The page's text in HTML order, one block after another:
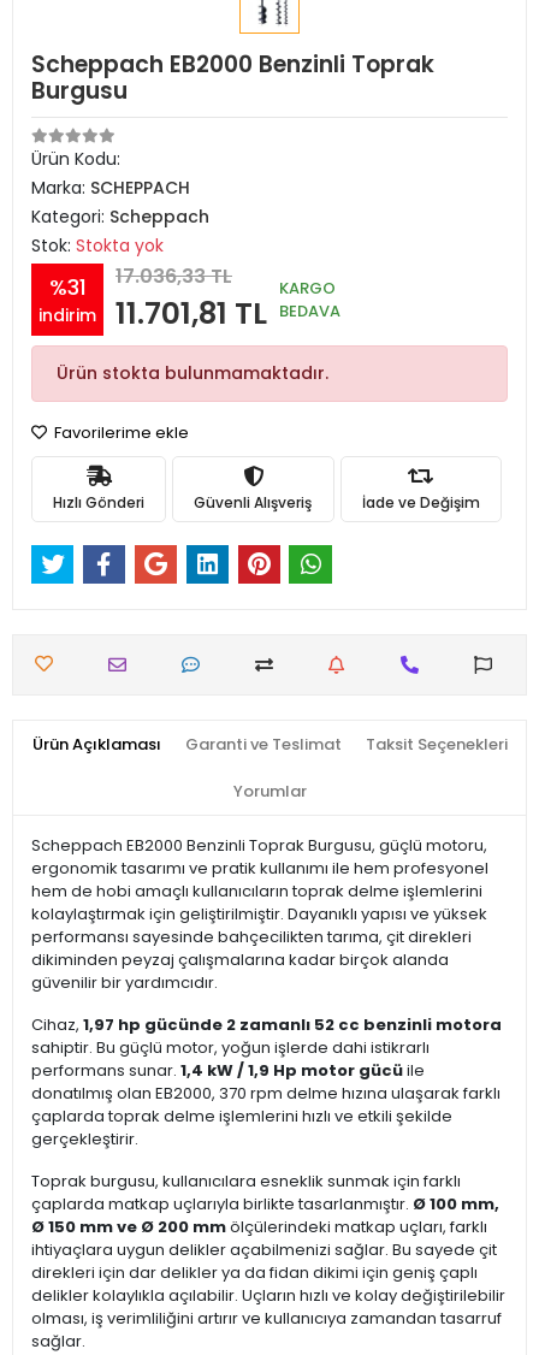
Scheppach EB2000 Benzinli Toprak
Burgusu
Ürün Kodu:
Marka: SCHEPPACH
Kategori: Scheppach
Stok: Stokta yok
%31
indirim
17.036,33 TL
11.701,81 TL
KARGO
BEDAVA
Ürün stokta bulunmamaktadır.
Favorilerime ekle
Hızlı Gönderi Güvenli Alışveriş İade ve Değişim
Ürün Açıklaması Garanti ve Teslimat Taksit Seçenekleri
Yorumlar
Scheppach EB2000 Benzinli Toprak Burgusu, güçlü motoru,
ergonomik tasarımı ve pratik kullanımı ile hem profesyonel
hem de hobi amaçlı kullanıcıların toprak delme işlemlerini
kolaylaştırmak için geliştirilmiştir. Dayanıklı yapısı ve yüksek
performansı sayesinde bahçecilikten tarıma, çit direkleri
dikiminden peyzaj çalışmalarına kadar birçok alanda
güvenilir bir yardımcıdır.
Cihaz, 1,97 hp gücünde 2 zamanlı 52 cc benzinli motora
sahiptir. Bu güçlü motor, yoğun işlerde dahi istikrarlı
performans sunar. 1,4 kW / 1,9 Hp motor gücüile
donatılmış olan EB2000, 370 rpm delme hızına ulaşarak farklı
çaplarda toprak delme işlemlerini hızlı ve etkili şekilde
gerçekleştirir.
Toprak burgusu, kullanıcılara esneklik sunmak için farklı
çaplarda matkap uçlarıyla birlikte tasarlanmıştır. Ø 100 mm,
Ø 150 mm ve Ø 200 mmölçülerindeki matkap uçları, farklı
ihtiyaçlara uygun delikler açabilmenizi sağlar. Bu sayede çit
direkleri için dar delikler ya da fidan dikimi için geniş çaplı
delikler kolaylıkla açılabilir. Uçların hızlı ve kolay değiştirilebilir
olması, iş verimliliğini artırır ve kullanıcıya zamandan tasarruf
sağlar.